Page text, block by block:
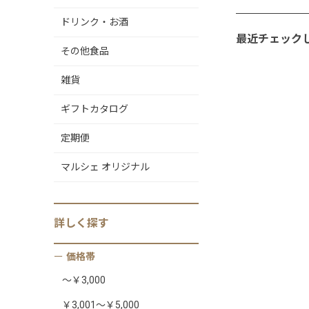
ドリンク・お酒
その他食品
雑貨
ギフトカタログ
定期便
マルシェ オリジナル
詳しく 探す
価格帯
～￥3,000
￥3,001～￥5,000
最近チェック